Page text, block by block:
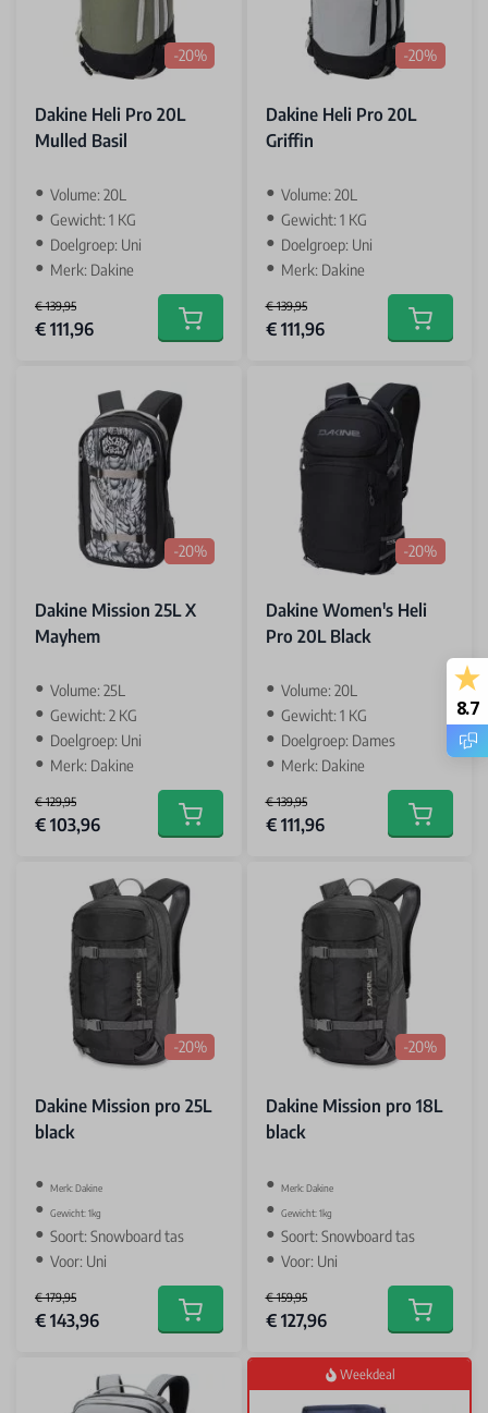
-20%
Dakine Heli Pro 20L
Mulled Basil
Volume: 20L
Gewicht: 1 KG
Doelgroep: Uni
Merk: Dakine
€ 139,95
Special Price
€ 111,96 Add to cart
-20%
Dakine Heli Pro 20L
Griffin
Volume: 20L
Gewicht: 1 KG
Doelgroep: Uni
Merk: Dakine
€ 139,95
Special Price
€ 111,96 Add to
-20%
Dakine Mission 25L X
Mayhem
Volume: 25L
Gewicht: 2 KG
Doelgroep: Uni
Merk: Dakine
€ 129,95
Special Price
€ 103,96 Add to cart
-20%
Dakine Women's Heli
Pro 20L Black
Volume: 20L
Gewicht: 1 KG
Doelgroep: Dames
Merk: Dakine
€ 139,95
Special Price
€ 111,96 Add to
-20%
Dakine Mission pro 25L
black
‌Merk: Dakine
Gewicht: 1kg
Soort: Snowboard tas
Voor: Uni
€ 179,95
Special Price
€ 143,96 Add to cart
-20%
Dakine Mission pro 18L
black
‌Merk: Dakine
Gewicht: 1kg
Soort: Snowboard tas
Voor: Uni
€ 159,95
Special Price
€ 127,96 Add to
Weekdeal
8.7